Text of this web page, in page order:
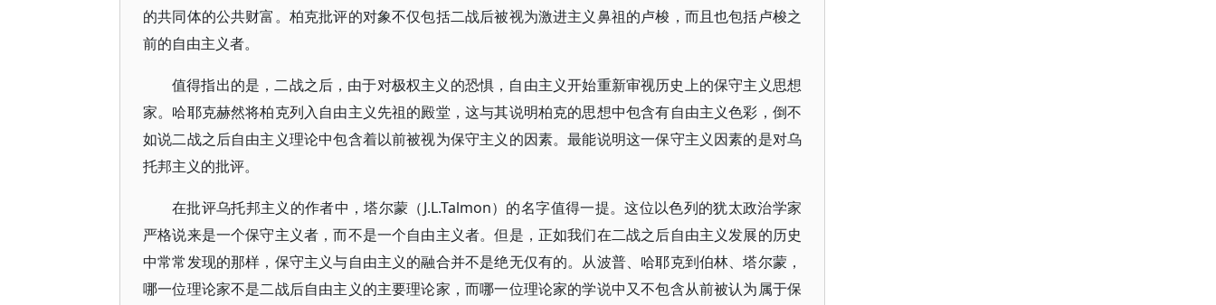
的共同体的公共财富。柏克批评的对象不仅包括二战后被视为激进主义鼻祖的卢梭，而且也包括卢梭之
前的自由主义者。
值得指出的是，二战之后，由于对极权主义的恐惧，自由主义开始重新审视历史上的保守主义思想
家。哈耶克赫然将柏克列入自由主义先祖的殿堂，这与其说明柏克的思想中包含有自由主义色彩，倒不
如说二战之后自由主义理论中包含着以前被视为保守主义的因素。最能说明这一保守主义因素的是对乌
托邦主义的批评。
在批评乌托邦主义的作者中，塔尔蒙（J.L.Talmon）的名字值得一提。这位以色列的犹太政治学家
严格说来是一个保守主义者，而不是一个自由主义者。但是，正如我们在二战之后自由主义发展的历史
中常常发现的那样，保守主义与自由主义的融合并不是绝无仅有的。从波普、哈耶克到伯林、塔尔蒙，
哪一位理论家不是二战后自由主义的主要理论家，而哪一位理论家的学说中又不包含从前被认为属于保